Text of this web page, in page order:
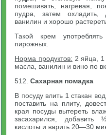
помешивать, нагревая,
пудра, затем охладить,
ванилин и хорошо
Такой крем
пирожных.
Норма продуктов: 2 яйца, 1
масла, ванилин и вино по
512.Сахарная помадка
В посуду влить 1 стакан
поставить на плиту,
края посуды вытереть
засахарился,
кислоты и варить 20—30